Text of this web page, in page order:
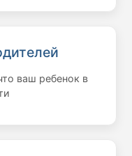
ваш ребенок в